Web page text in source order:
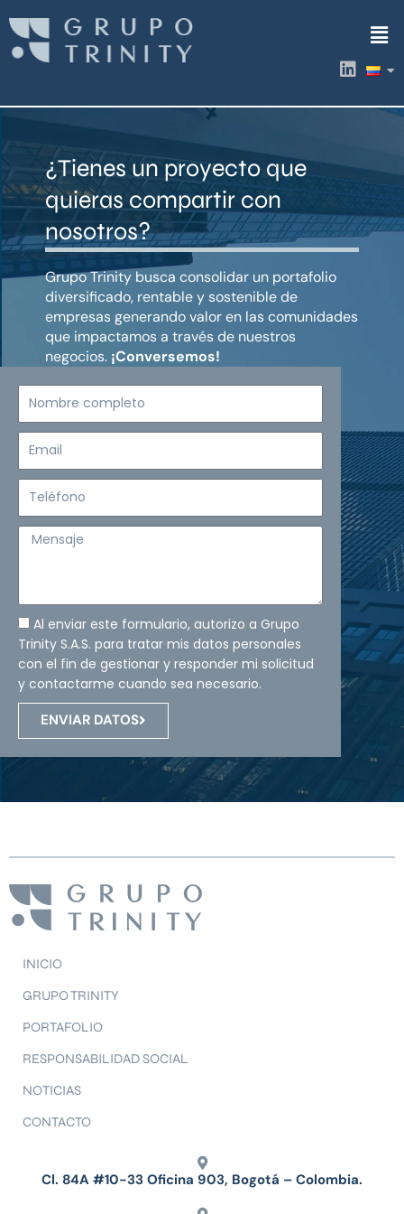
contenido
L
i
k
i
¿Tienes un proyecto que
quieras compartir con
nosotros?
Grupo Trinity busca consolidar un portafolio
diversificado, rentable y sostenible de
empresas generando valor en las comunidades
que impactamos a través de nuestros
negocios. ¡Conversemos!
Mensaje
Al enviar este formulario, autorizo a Grupo
Trinity S.A.S. para tratar mis datos personales
con el fin de gestionar y responder mi solicitud
y contactarme cuando sea necesario.
ENVIAR DATOS
INICIO
GRUPO TRINITY
PORTAFOLIO
RESPONSABILIDAD SOCIAL
NOTICIAS
CONTACTO
Cl. 84A #10-33 Oficina 903, Bogotá – Colombia.